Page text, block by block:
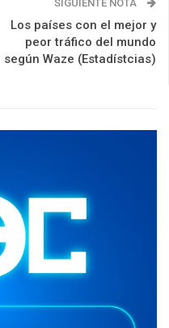
SIGUIENTE NOTA
Los países con el mejor y
peor tráfico del mundo
según Waze (Estadístcias)